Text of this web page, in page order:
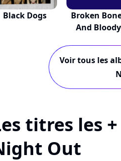
Black Dogs
Broken
And Bloody
Voir tous les
titres les
Out